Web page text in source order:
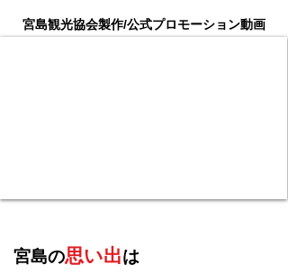
宮島観光協会製作/公式プロモーション動画
宮島の思い出は